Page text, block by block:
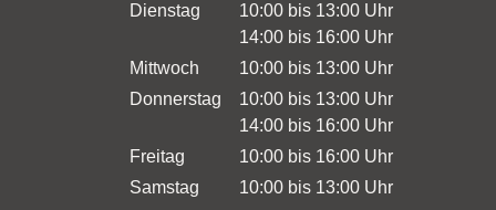
10:00 bis 13:00 Uhr
14:00 bis 16:00 Uhr
10:00 bis 13:00 Uhr
Donnerstag
10:00 bis 13:00 Uhr
14:00 bis 16:00 Uhr
10:00 bis 16:00 Uhr
10:00 bis 13:00 Uhr